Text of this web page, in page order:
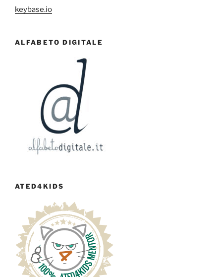
keybase.io
ALFABETO DIGITALE
ATED4KIDS